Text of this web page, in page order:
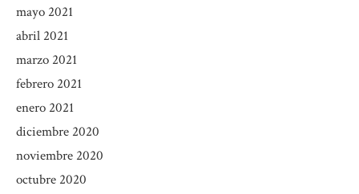
mayo 2021
abril 2021
marzo 2021
febrero 2021
enero 2021
diciembre 2020
noviembre 2020
octubre 2020